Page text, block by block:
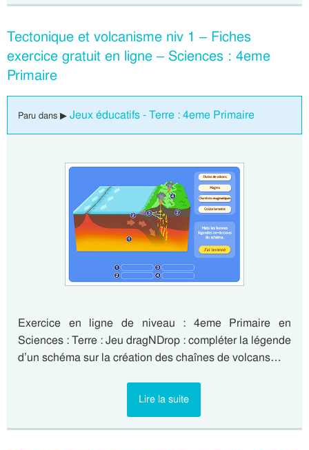
Tectonique et volcanisme niv 1 – Fiches
exercice gratuit en ligne – Sciences : 4eme
Primaire
Paru dans ▶ Jeux éducatifs - Terre : 4eme Primaire
Exercice en ligne de niveau : 4eme Primaire en
Sciences : Terre : Jeu dragNDrop : compléter la légende
d’un schéma sur la création des chaînes de volcans…
Lire la suite